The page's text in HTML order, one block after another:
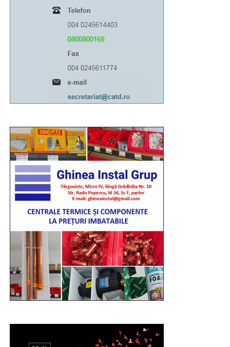
Mai multe video pe pagina de Facebook